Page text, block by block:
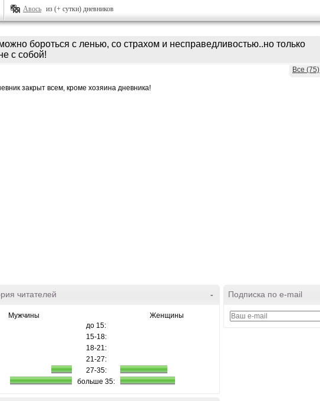
Авось из (+ сутки) дневников
бороться с ленью, со страхом и несправедливостью..но только
с собой!
Все (75)
закрыт всем, кроме хозяина дневника!
-
читателей
Мужчины
Женщины
до 15:
15-18:
18-21:
21-27:
27-35:
больше 35:
Подписка по e-mail